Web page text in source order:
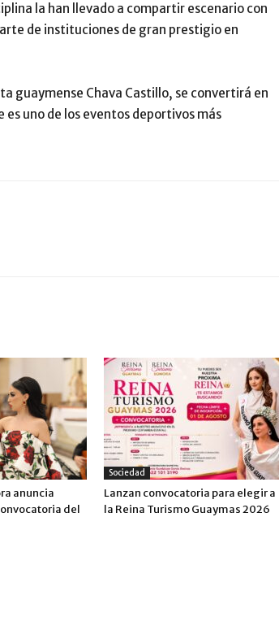
la han llevado a compartir escenario con
de instituciones de gran prestigio en
guaymense Chava Castillo, se convertirá en
uno de los eventos deportivos más
anuncia
del
Sociedad
Lanzan convocatoria para elegir a
la Reina Turismo Guaymas 2026